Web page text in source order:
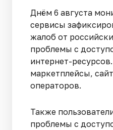
Днём 6 августа
сервисы
жалоб от
проблемы с
интернет-
маркетплейсы,
операторов.
Также
проблемы с